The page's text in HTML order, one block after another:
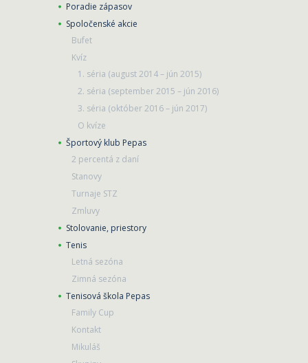
Poradie zápasov
Spoločenské akcie
Bufet
Kvíz
1. séria (august 2014 – jún 2015)
2. séria (september 2015 – jún 2016)
3. séria (október 2016 – jún 2017)
O kvíze
Športový klub Pepas
2 percentá z daní
Stanovy
Turnaje STZ
Zmluvy
Stolovanie, priestory
Tenis
Letná sezóna
Zimná sezóna
Tenisová škola Pepas
Family Cup
Kontakt
Mikuláš